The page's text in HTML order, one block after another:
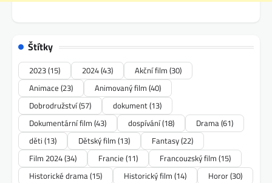
Štítky
2023(15) 2024(43) Akční film (30)
Animace (23) Animovaný film (40)
Dobrodružství(57) dokument(13)
Dokumentární film (43) dospívání(18) Drama(61)
děti (13) Dětský film (13) Fantasy(22)
Film 2024(34) Francie (11) Francouzský film (15)
Historické drama(15) Historický film (14) Horor(30)